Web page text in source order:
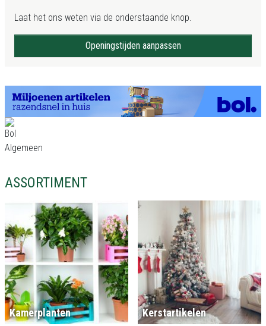
Laat het ons weten via de onderstaande knop.
Openingstijden aanpassen
ASSORTIMENT
Kamerplanten Kerstartikelen